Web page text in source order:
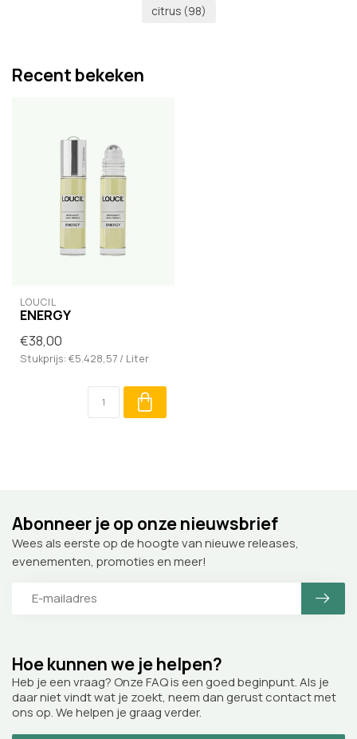
citrus (98)
Recent bekeken
LOUCIL
ENERGY
€38,00
Stukprijs: €5.428,57 / Liter
Hoe kunnen we je helpen?
Heb je een vraag? Onze FAQ is een goed beginpunt. Als je
daar niet vindt wat je zoekt, neem dan gerust contact met
ons op. We helpen je graag verder.
Abonneer je op onze nieuwsbrief
Wees als eerste op de hoogte van nieuwe releases,
evenementen, promoties en meer!